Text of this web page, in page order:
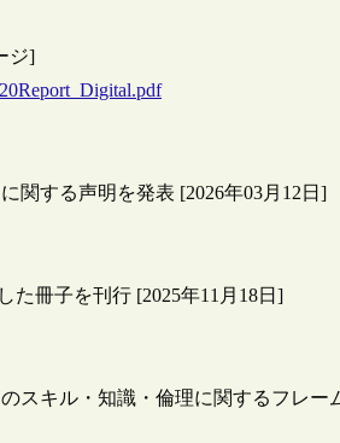
ジ]
関する声明を発表 [2026年03月12日]
た冊子を刊行 [2025年11月18日]
スキル・知識・倫理に関するフレー